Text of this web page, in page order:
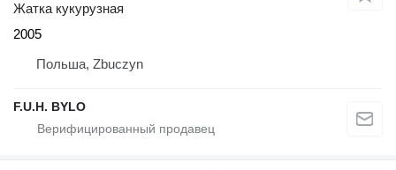
Жатка кукурузная
2005
Польша, Zbuczyn
F.U.H. BYLO